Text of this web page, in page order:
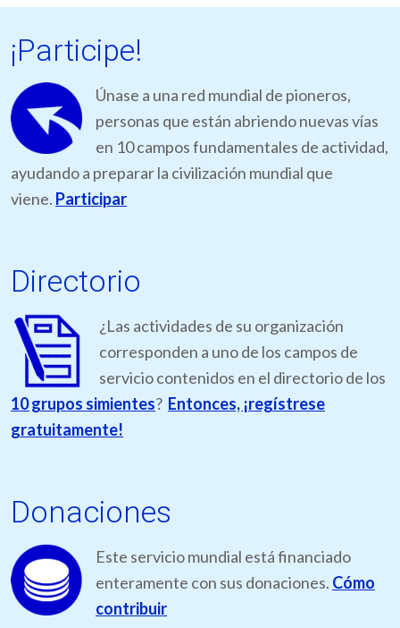
¡Participe!
Únase a una red mundial de pioneros,
personas que están abriendo nuevas vías
en 10 campos fundamentales de actividad,
ayudando a preparar la civilización mundial que
viene. Participar
Directorio
¿Las actividades de su organización
corresponden a uno de los campos de
servicio contenidos en el directorio de los
10 grupos simientes? Entonces, ¡regístrese
gratuitamente!
Donaciones
Este servicio mundial está financiado
enteramente con sus donaciones. Cómo
contribuir